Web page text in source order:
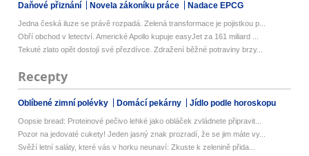
Daňové přiznání Novela zákoníku práce Nadace EPCG
Jedna česká iluze se právě rozpadá. Zelená transformace je pojistkou p...
Obří obchod v letectví. Americké Apollo kupuje easyJet za 161 miliard ...
Tekuté zlato opět dostojí své přezdívce. Zdražení běžné potraviny brzy...
Recepty
Oblíbené zimní polévky Domácí pekárny Jídlo podle horoskopu
Oopsie bread: Proteinové pečivo lehké jako obláček zvládnete připravit...
Pozor na jedovaté cukety! Jeden jasný znak prozradí, že se jim máte vy...
Svěží letní saláty, které vás v horku neunaví: Zkuste k zelenině přida...